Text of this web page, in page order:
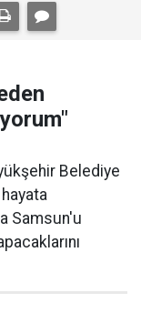
Belediye
Samsun'u